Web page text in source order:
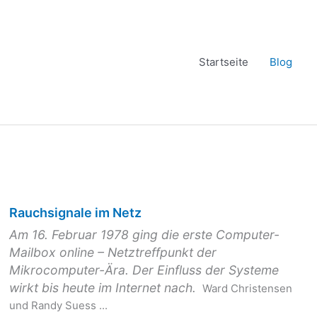
Startseite Blog
Rauchsignale im Netz
Am 16. Februar 1978 ging die erste Computer-
Mailbox online – Netztreffpunkt der
Mikrocomputer-Ära. Der Einfluss der Systeme
wirkt bis heute im Internet nach. Ward Christensen
und Randy Suess ...